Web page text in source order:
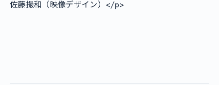
佐藤撮和（映像デザイン）</p>